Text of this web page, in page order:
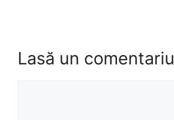
Lasă un comentariu